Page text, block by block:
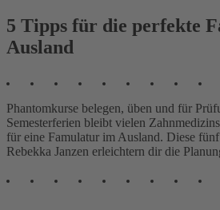
5 Tipps für die perfekte
Ausland
Phantomkurse belegen, üben und für
Semesterferien bleibt vielen
für eine Famulatur im Ausland. Diese
Rebekka Janzen erleichtern dir die